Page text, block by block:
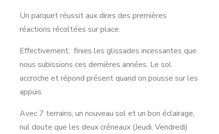
Un parquet réussit aux dires des premières
réactions récoltées sur place.
Effectivement, finies les glissades incessantes que
nous subissions ces dernières années. Le sol
accroche et répond présent quand on pousse sur les
appuis.
Avec 7 terrains, un nouveau sol et un bon éclairage,
nul doute que les deux créneaux (Jeudi, Vendredi)